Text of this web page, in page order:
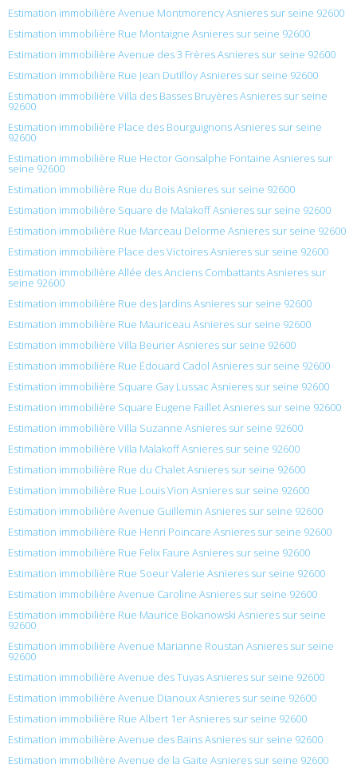
Estimation immobilière Avenue Montmorency Asnieres sur seine 92600
Estimation immobilière Rue Montaigne Asnieres sur seine 92600
Estimation immobilière Avenue des 3 Frères Asnieres sur seine 92600
Estimation immobilière Rue Jean Dutilloy Asnieres sur seine 92600
Estimation immobilière Villa des Basses Bruyères Asnieres sur seine
92600
Estimation immobilière Place des Bourguignons Asnieres sur seine
92600
Estimation immobilière Rue Hector Gonsalphe Fontaine Asnieres sur
seine 92600
Estimation immobilière Rue du Bois Asnieres sur seine 92600
Estimation immobilière Square de Malakoff Asnieres sur seine 92600
Estimation immobilière Rue Marceau Delorme Asnieres sur seine 92600
Estimation immobilière Place des Victoires Asnieres sur seine 92600
Estimation immobilière Allée des Anciens Combattants Asnieres sur
seine 92600
Estimation immobilière Rue des Jardins Asnieres sur seine 92600
Estimation immobilière Rue Mauriceau Asnieres sur seine 92600
Estimation immobilière Villa Beurier Asnieres sur seine 92600
Estimation immobilière Rue Édouard Cadol Asnieres sur seine 92600
Estimation immobilière Square Gay Lussac Asnieres sur seine 92600
Estimation immobilière Square Eugene Faillet Asnieres sur seine 92600
Estimation immobilière Villa Suzanne Asnieres sur seine 92600
Estimation immobilière Villa Malakoff Asnieres sur seine 92600
Estimation immobilière Rue du Chalet Asnieres sur seine 92600
Estimation immobilière Rue Louis Vion Asnieres sur seine 92600
Estimation immobilière Avenue Guillemin Asnieres sur seine 92600
Estimation immobilière Rue Henri Poincare Asnieres sur seine 92600
Estimation immobilière Rue Felix Faure Asnieres sur seine 92600
Estimation immobilière Rue Soeur Valerie Asnieres sur seine 92600
Estimation immobilière Avenue Caroline Asnieres sur seine 92600
Estimation immobilière Rue Maurice Bokanowski Asnieres sur seine
92600
Estimation immobilière Avenue Marianne Roustan Asnieres sur seine
92600
Estimation immobilière Avenue des Tuyas Asnieres sur seine 92600
Estimation immobilière Avenue Dianoux Asnieres sur seine 92600
Estimation immobilière Rue Albert 1er Asnieres sur seine 92600
Estimation immobilière Avenue des Bains Asnieres sur seine 92600
Estimation immobilière Avenue de la Gaite Asnieres sur seine 92600